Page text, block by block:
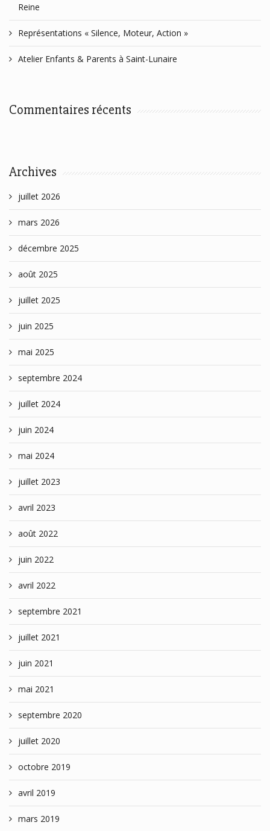
Reine
Représentations « Silence, Moteur, Action »
Atelier Enfants & Parents à Saint-Lunaire
Commentaires récents
Archives
juillet 2026
mars 2026
décembre 2025
août 2025
juillet 2025
juin 2025
mai 2025
septembre 2024
juillet 2024
juin 2024
mai 2024
juillet 2023
avril 2023
août 2022
juin 2022
avril 2022
septembre 2021
juillet 2021
juin 2021
mai 2021
septembre 2020
juillet 2020
octobre 2019
avril 2019
mars 2019